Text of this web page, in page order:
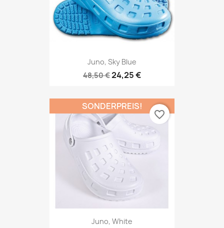
Juno, Sky Blue
48,50 €24,25 €
Juno, White
SONDERPREIS!
favorite_border